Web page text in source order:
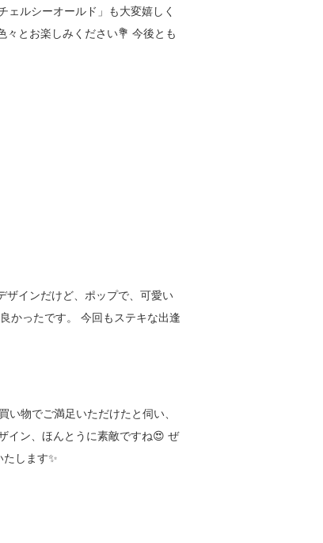
ェルシーオールド」も大変嬉しく
々とお楽しみください💐 今後とも
ザインだけど、ポップで、可愛い
かったです。 今回もステキな出逢
物でご満足いただけたと伺い、
イン、ほんとうに素敵ですね😍 ぜ
します✨